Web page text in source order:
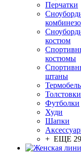
Перчатки
костюм
костюмы
штаны
Толстовки
Футболки
Худи
Шапки
+ ЕЩЕ 29